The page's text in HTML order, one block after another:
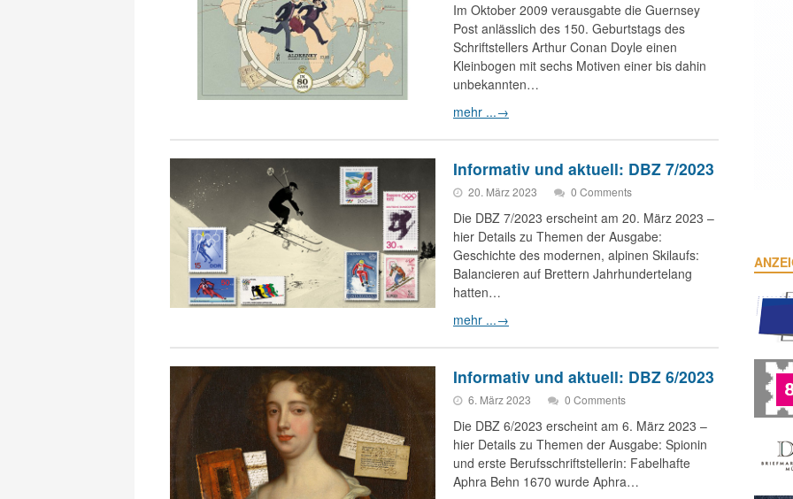
Im Oktober 2009 verausgabte die Guernsey
Post anlässlich des 150. Geburtstags des
Schriftstellers Arthur Conan Doyle einen
Kleinbogen mit sechs Motiven einer bis dahin
unbekannten…
mehr ...→
Informativ und aktuell: DBZ 7/2023
20. März 2023 0 Comments
Die DBZ 7/2023 erscheint am 20. März 2023 –
hier Details zu Themen der Ausgabe:
Geschichte des modernen, alpinen Skilaufs:
Balancieren auf Brettern Jahrhundertelang
hatten…
mehr ...→
Informativ und aktuell: DBZ 6/2023
6. März 2023 0 Comments
Die DBZ 6/2023 erscheint am 6. März 2023 –
hier Details zu Themen der Ausgabe: Spionin
und erste Berufsschriftstellerin: Fabelhafte
Aphra Behn 1670 wurde Aphra…